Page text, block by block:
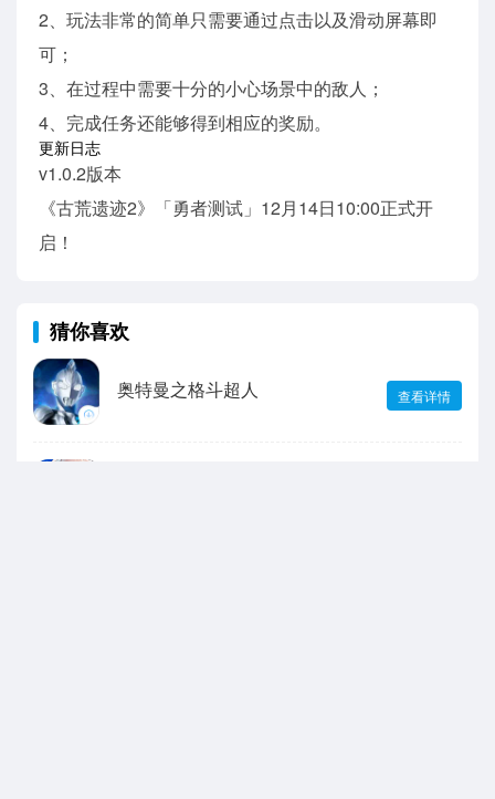
2、玩法非常的简单只需要通过点击以及滑动屏幕即
可；
3、在过程中需要十分的小心场景中的敌人；
4、完成任务还能够得到相应的奖励。
更新日志
v1.0.2版本
《古荒遗迹2》「勇者测试」12月14日10:00正式开
启！
猜你喜欢
奥特曼之格斗超人 查看详情